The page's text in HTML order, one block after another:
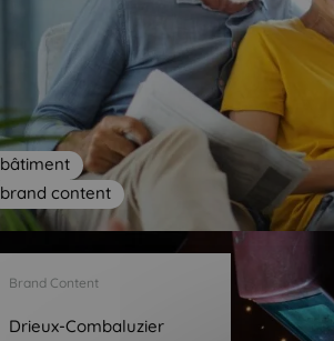
bâtiment
brand content
Brand Content
Drieux-Combaluzier